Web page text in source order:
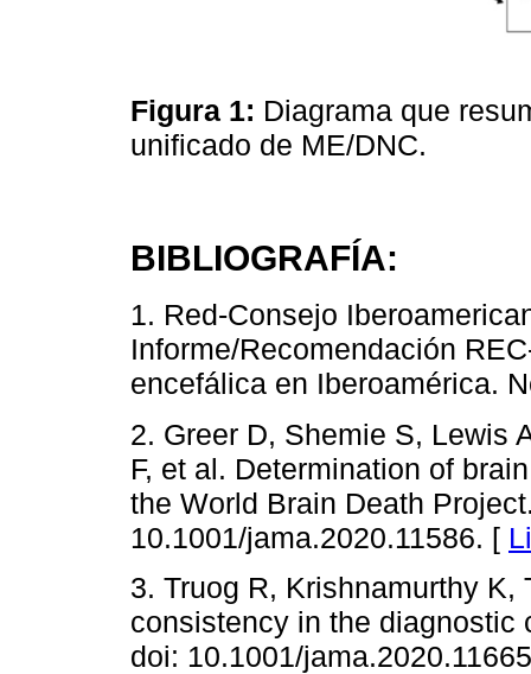
Figura 1: Diagrama que
unificado de ME/DNC.
BIBLIOGRAFÍA:
1. Red-Consejo
Informe/Recomendación
encefálica en Iberoamérica.
2. Greer D, Shemie S, Lewis
F, et al. Determination of
the World Brain Death
10.1001/jama.2020.11586. [
3. Truog R, Krishnamurthy
consistency in the diagnostic
doi: 10.1001/